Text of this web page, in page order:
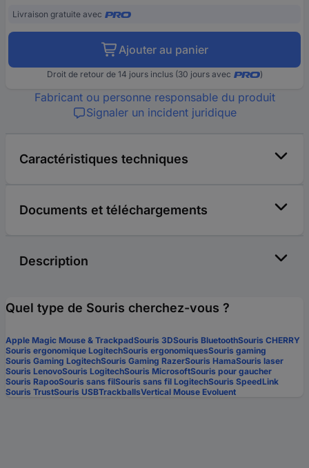
Livraison gratuite avec
Ajouter au panier
Droit de retour de 14 jours inclus (30 jours avec )
Fabricant ou personne responsable du produit
Signaler un incident juridique
Caractéristiques techniques
Documents et téléchargements
Description
Quel type de Souris cherchez-vous ?
Apple Magic Mouse & TrackpadSouris 3DSouris BluetoothSouris CHERRY
Souris ergonomique LogitechSouris ergonomiquesSouris gaming
Souris Gaming LogitechSouris Gaming RazerSouris HamaSouris laser
Souris LenovoSouris LogitechSouris MicrosoftSouris pour gaucher
Souris RapooSouris sans filSouris sans fil LogitechSouris SpeedLink
Souris TrustSouris USBTrackballsVertical Mouse Evoluent